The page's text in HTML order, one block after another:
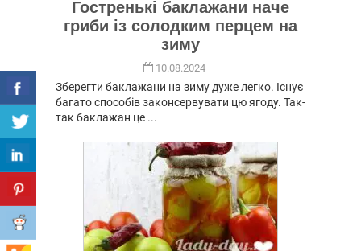
Гостренькі баклажани наче
гриби із солодким перцем на
зиму
10.08.2024
Зберегти баклажани на зиму дуже легко. Існує
багато способів законсервувати цю ягоду. Так-
так баклажан це ...